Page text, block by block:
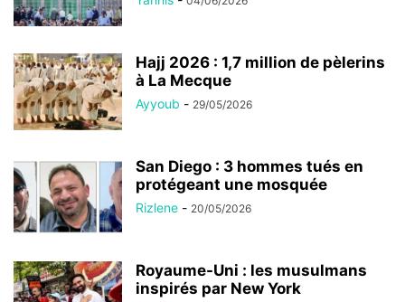
Hajj 2026 : 1,7 million de pèlerins
à La Mecque
Ayyoub - 29/05/2026
San Diego : 3 hommes tués en
protégeant une mosquée
Rizlene - 20/05/2026
Royaume-Uni : les musulmans
inspirés par New York